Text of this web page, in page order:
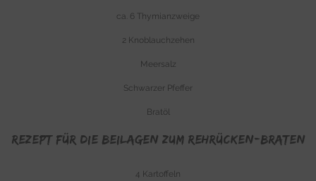
ca. 6 Thymianzweige
2 Knoblauchzehen
Meersalz
Schwarzer Pfeffer
Bratöl
Rezept Für die Beilagen zum Rehrücken-Braten
4 Kartoffeln